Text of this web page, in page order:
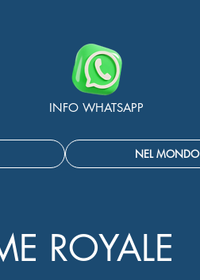
INFO WHATSAPP
NEL MONDO
ROYALE